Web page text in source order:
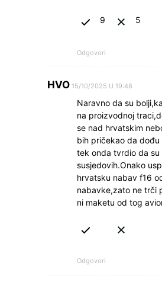
9 5
Odgovori
HVO 15/10/2025 U 19:48
Naravno da su
na proizvodnoj
se nad hrvatskim
bih pričekao da
tek onda tvrdio da su
susjedovih.Onako
hrvatsku nabav f16
nabavke,zato ne trči
ni maketu od tog
Odgovori